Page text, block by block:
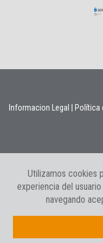
Informacion Legal Política
Utilizamos cookies
experiencia del
navegando